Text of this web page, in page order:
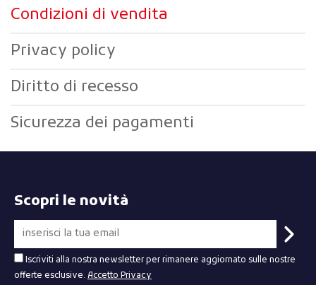
condizioni di vendita
privacy policy
diritto di recesso
sicurezza dei pagamenti
Scopri le novità
Iscriviti alla nostra newsletter per rimanere aggiornato sulle nostre
offerte esclusive. Accetto Privacy